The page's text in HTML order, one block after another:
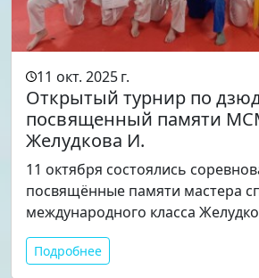
11 окт. 2025 г.
Открытый турнир по
посвященный памяти
Желудкова И.
11 октября состоялись
посвящённые памяти мастера
международного класса
Подробнее